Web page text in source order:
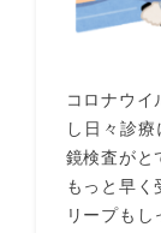
コロナウ
し日々診
鏡検査がと
もっと早く
リープも